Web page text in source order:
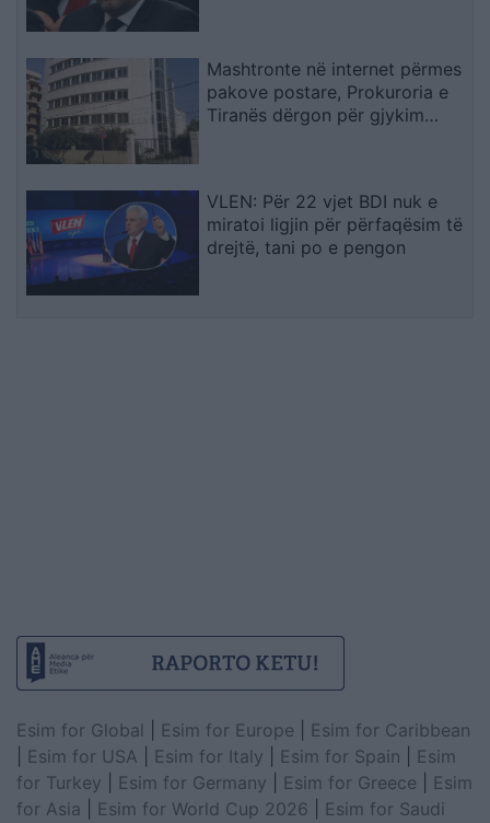
Mashtronte në internet përmes
pakove postare, Prokuroria e
Tiranës dërgon për gjykim
VLEN: Për 22 vjet BDI nuk e
miratoi ligjin për përfaqësim të
drejtë, tani po e pengon
Esim for Global Esim for Europe
Esim for Caribbean
Esim for USA Esim for Italy Esim for Spain
Esim
for Turkey
Esim for Germany Esim for Greece
Esim
for Asia
Esim for World Cup 2026
Esim for Saudi